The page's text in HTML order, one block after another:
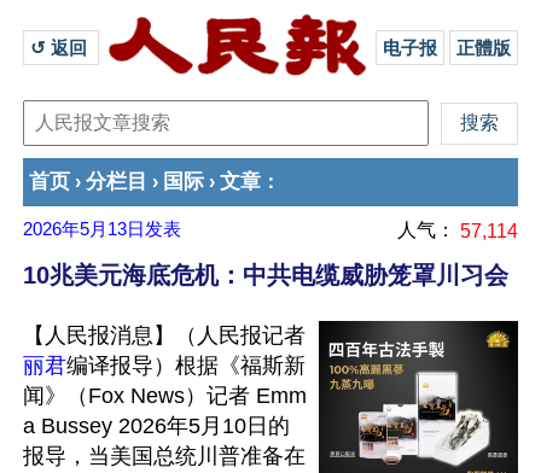
↺ 返回 电子报 正體版
首页 › 分栏目 › 国际 › 文章 ：
2026年5月13日 发表 人气： 57,114
10兆美元海底危机：中共电缆威胁笼罩川习会
【人民报消息】（人民报记者
丽君编译报导）根据《福斯新
闻》（Fox News）记者 Emm
a Bussey 2026年5月10日的
报导，当美国总统川普准备在